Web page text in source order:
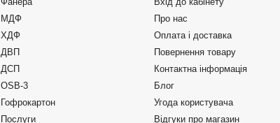
МДФ
ХДФ
ДВП
ДСП
OSB-3
Гофрокартон
Послуги
Про нас
Оплата і доставка
Повернення товару
Контактна інформація
Блог
Угода користувача
Відгуки про магазин